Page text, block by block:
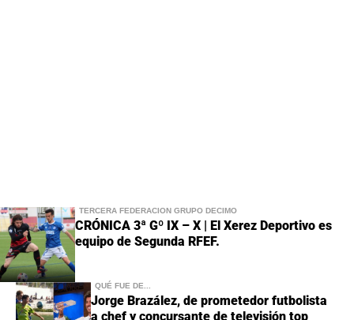
TERCERA FEDERACIÓN GRUPO DÉCIMO
CRÓNICA 3ª Gº IX – X | El Xerez Deportivo es
equipo de Segunda RFEF.
QUÉ FUE DE...
Jorge Brazález, de prometedor futbolista
a chef y concursante de televisión top